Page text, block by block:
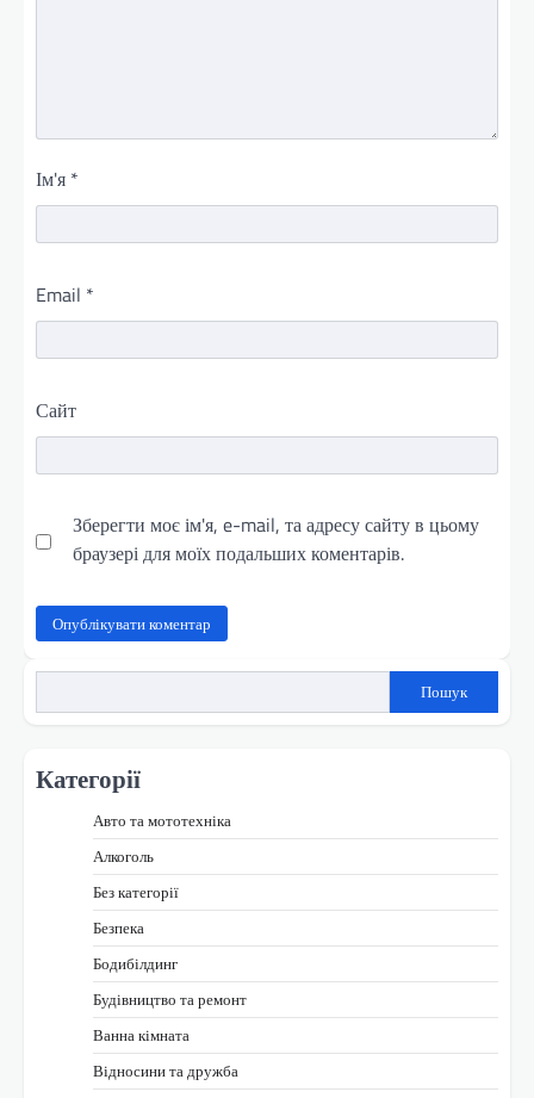
Ім'я *
Email *
Сайт
Зберегти моє ім'я, e-mail, та адресу сайту в цьому
браузері для моїх подальших коментарів.
Пошук
Категорії
Авто та мототехніка
Алкоголь
Без категорії
Безпека
Бодибілдинг
Будівництво та ремонт
Ванна кімната
Відносини та дружба